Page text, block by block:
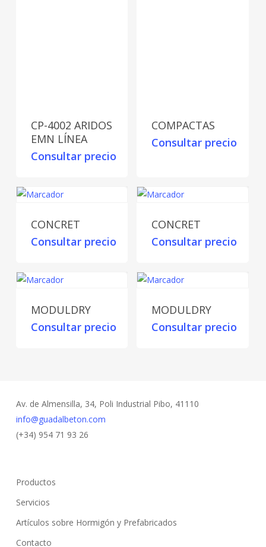
CP-4002 ARIDOS
EMN LÍNEA
Consultar precio
COMPACTAS
Consultar precio
CONCRET
Consultar precio
CONCRET
Consultar precio
MODULDRY
Consultar precio
MODULDRY
Consultar precio
Av. de Almensilla, 34, Poli Industrial Pibo, 41110
info@guadalbeton.com
(+34) 954 71 93 26
Productos
Servicios
Artículos sobre Hormigón y Prefabricados
Contacto